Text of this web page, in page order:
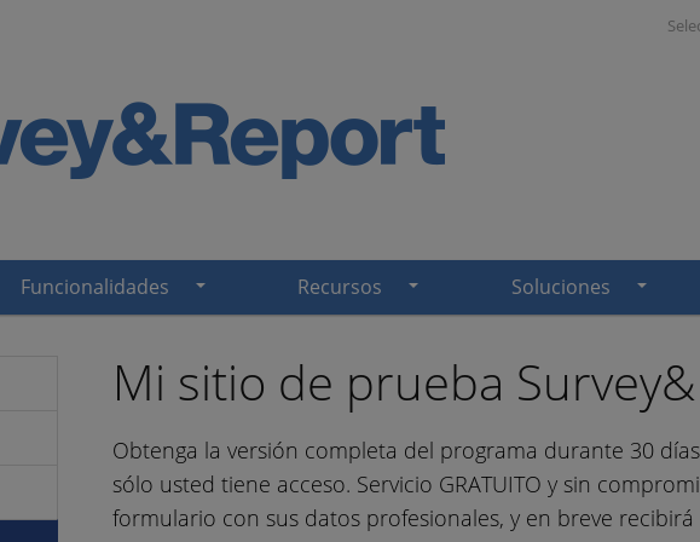
Funcionalidades Recursos Soluciones
Mi sitio de prueba
Obtenga la versión completa del programa durante 30
sólo usted tiene acceso. Servicio GRATUITO y sin
formulario con sus datos profesionales, y en breve